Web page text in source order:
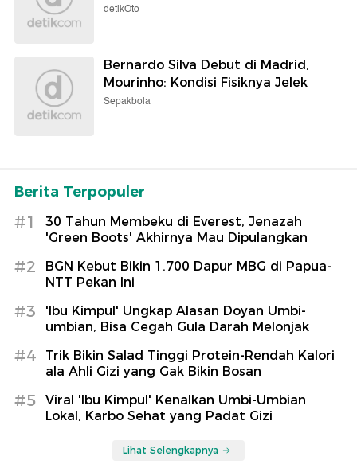
detikOto
Bernardo Silva Debut di Madrid,
Mourinho: Kondisi Fisiknya Jelek
Sepakbola
Berita Terpopuler
#1
30 Tahun Membeku di Everest, Jenazah
'Green Boots' Akhirnya Mau Dipulangkan
#2
BGN Kebut Bikin 1.700 Dapur MBG di Papua-
NTT Pekan Ini
#3
'Ibu Kimpul' Ungkap Alasan Doyan Umbi-
umbian, Bisa Cegah Gula Darah Melonjak
#4
Trik Bikin Salad Tinggi Protein-Rendah Kalori
ala Ahli Gizi yang Gak Bikin Bosan
#5
Viral 'Ibu Kimpul' Kenalkan Umbi-Umbian
Lokal, Karbo Sehat yang Padat Gizi
Lihat Selengkapnya